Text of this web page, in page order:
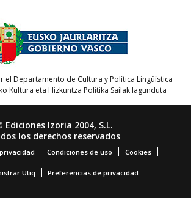
el Departamento de Cultura y Política Lingüística
Kultura eta Hizkuntza Politika Sailak lagunduta
Ediciones Izoria 2004, S.L.
los derechos reservados
Condiciones de uso Cookies
Utiq Preferencias de privacidad